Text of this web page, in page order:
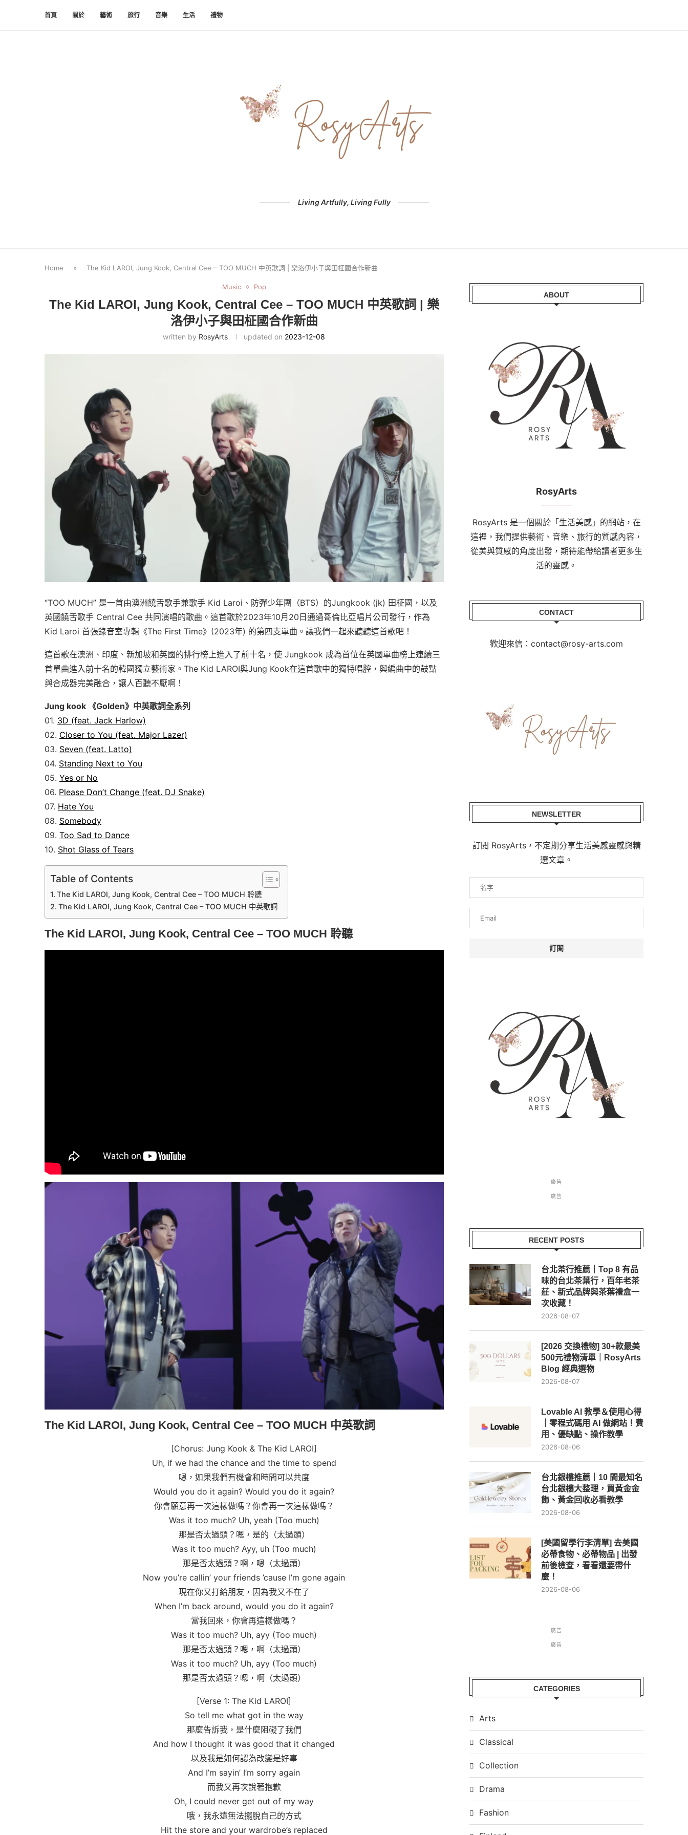
首頁 關於 藝術 旅行 音樂 生活 禮物
Living Artfully, Living Fully
Home » The Kid LAROI, Jung Kook, Central Cee – TOO MUCH 中英歌詞 | 樂洛伊小子與田柾國合作新曲
Music Pop
The Kid LAROI, Jung Kook, Central Cee – TOO MUCH 中英歌詞 | 樂
洛伊小子與田柾國合作新曲
written by RosyArts updated on 2023-12-08
“TOO MUCH” 是一首由澳洲饒舌歌手兼歌手 Kid Laroi、防彈少年團（BTS）的Jungkook (jk) 田柾國，以及
英國饒舌歌手 Central Cee 共同演唱的歌曲。這首歌於2023年10月20日通過哥倫比亞唱片公司發行，作為
Kid Laroi 首張錄音室專輯《The First Time》(2023年) 的第四支單曲。讓我們一起來聽聽這首歌吧！
這首歌在澳洲、印度、新加坡和英國的排行榜上進入了前十名，使 Jungkook 成為首位在英國單曲榜上連續三
首單曲進入前十名的韓國獨立藝術家。The Kid LAROI與Jung Kook在這首歌中的獨特唱腔，與編曲中的鼓點
與合成器完美融合，讓人百聽不厭啊！
Jung kook 《Golden》中英歌詞全系列
01. 3D (feat. Jack Harlow)
02. Closer to You (feat. Major Lazer)
03. Seven (feat. Latto)
04. Standing Next to You
05. Yes or No
06. Please Don’t Change (feat. DJ Snake)
07. Hate You
08. Somebody
09. Too Sad to Dance
10. Shot Glass of Tears
Table of Contents
The Kid LAROI, Jung Kook, Central Cee – TOO MUCH 聆聽
The Kid LAROI, Jung Kook, Central Cee – TOO MUCH 中英歌詞
The Kid LAROI, Jung Kook, Central Cee – TOO MUCH 聆聽
The Kid LAROI, Jung Kook, Central Cee – TOO MUCH 中英歌詞
[Chorus: Jung Kook & The Kid LAROI]
Uh, if we had the chance and the time to spend
嗯，如果我們有機會和時間可以共度
Would you do it again? Would you do it again?
你會願意再一次這樣做嗎？你會再一次這樣做嗎？
Was it too much? Uh, yeah (Too much)
那是否太過頭？嗯，是的（太過頭）
Was it too much? Ayy, uh (Too much)
那是否太過頭？啊，嗯（太過頭）
Now you’re callin’ your friends ’cause I’m gone again
現在你又打給朋友，因為我又不在了
When I’m back around, would you do it again?
當我回來，你會再這樣做嗎？
Was it too much? Uh, ayy (Too much)
那是否太過頭？嗯，啊（太過頭）
Was it too much? Uh, ayy (Too much)
那是否太過頭？嗯，啊（太過頭）
[Verse 1: The Kid LAROI]
So tell me what got in the way
那麼告訴我，是什麼阻礙了我們
And how I thought it was good that it changed
以及我是如何認為改變是好事
And I’m sayin’ I’m sorry again
而我又再次說著抱歉
Oh, I could never get out of my way
哦，我永遠無法擺脫自己的方式
Hit the store and your wardrobe’s replaced
ABOUT
RosyArts
RosyArts 是一個關於「生活美感」的網站，在
這裡，我們提供藝術、音樂、旅行的質感內容，
從美與質感的角度出發，期待能帶給讀者更多生
活的靈感。
CONTACT
歡迎來信：contact@rosy-arts.com
NEWSLETTER
訂閱 RosyArts，不定期分享生活美感靈感與精
選文章。
廣告
廣告
RECENT POSTS
台北茶行推薦｜Top 8 有品
味的台北茶葉行，百年老茶
莊、新式品牌與茶葉禮盒一
次收藏！
2026-08-07
[2026 交換禮物] 30+款最美
500元禮物清單｜RosyArts
Blog 經典選物
2026-08-07
Lovable AI 教學＆使用心得
｜零程式碼用 AI 做網站！費
用、優缺點、操作教學
2026-08-06
台北銀樓推薦｜10 間最知名
台北銀樓大整理，買黃金金
飾、黃金回收必看教學
2026-08-06
[美國留學行李清單] 去美國
必帶食物、必帶物品 | 出發
前後檢查，看看還要帶什
麼！
2026-08-06
廣告
廣告
CATEGORIES
Arts
Classical
Collection
Drama
Fashion